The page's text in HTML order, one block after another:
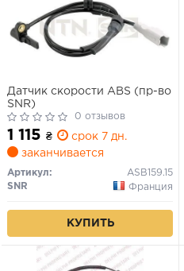
Датчик скорости ABS (пр-во
SNR)
0 отзывов
1 115 ₴
срок 7 дн.
заканчивается
Артикул:
ASB159.15
SNR
Франция
КУПИТЬ